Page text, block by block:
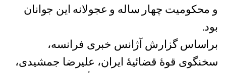
و محکومیت چهار ساله و عجولانه این جوانان
بود.
براساس گزارش آژانس خبری فرانسه،
سخنگوی قوۀ قضائیۀ ایران، علیرضا جمشیدی،